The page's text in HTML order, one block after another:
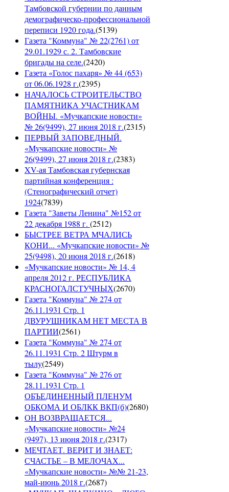
Тамбовской губернии по данным
демографическо-профессиональной
переписи 1920 года.(5139)
Газета "Коммуна" № 22(2761) от
29.01.1929 с. 2. Тамбовские
бригады на селе.(2420)
Газета «Голос пахаря» № 44 (653)
от 06.06.1928 г.(2395)
НАЧАЛОСЬ СТРОИТЕЛЬСТВО
ПАМЯТНИКА УЧАСТНИКАМ
ВОЙНЫ. «Мучкапские новости»
№ 26(9499), 27 июня 2018 г.(2315)
ПЕРВЫЙ ЗАПОВЕДНЫЙ.
«Мучкапские новости» №
26(9499), 27 июня 2018 г.(2383)
XV-ая Тамбовская губернская
партийная конференция :
(Стенографический отчет)
1924(7839)
Газета "Заветы Ленина" №152 от
22 декабря 1988 г. (2512)
БЫСТРЕЕ ВЕТРА МЧАЛИСЬ
КОНИ... «Мучкапские новости» №
25(9498), 20 июня 2018 г.(2618)
«Мучкапские новости» № 14, 4
апреля 2012 г. РЕСПУБЛИКА
КРАСНОГАЛСТУЧНЫХ(2670)
Газета "Коммуна" № 274 от
26.11.1931 Стр. 1
ДВУРУШНИКАМ НЕТ МЕСТА В
ПАРТИИ(2561)
Газета "Коммуна" № 274 от
26.11.1931 Стр. 2 Штурм в
тылу(2549)
Газета "Коммуна" № 276 от
28.11.1931 Стр. 1
ОБЪЕДИНЕННЫЙ ПЛЕНУМ
ОБКОМА И ОБЛКК ВКП(б)(2680)
ОН ВОЗВРАЩАЕТСЯ...
«Мучкапские новости» №24
(9497), 13 июня 2018 г.(2317)
МЕЧТАЕТ. ВЕРИТ И ЗНАЕТ:
СЧАСТЬЕ – В МЕЛОЧАХ...
«Мучкапские новости» №№ 21-23,
май-июнь 2018 г.(2687)